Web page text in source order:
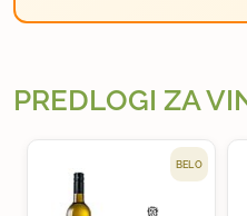
PREDLOGI ZA
BELO